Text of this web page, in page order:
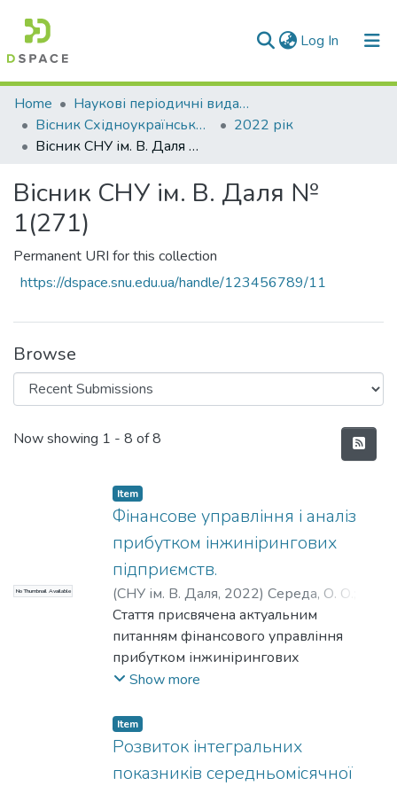
Log In (current)
Communities & Collections
All of DSpace
Home
Наукові періодичні видання СНУ ім. В. Даля
Вісник Східноукраїнського національного університету імені В. Даля
2022 рік
Вісник СНУ ім. В. Даля № 1(271)
Вісник СНУ ім. В. Даля №
1(271)
Permanent URI for this collection
https://dspace.snu.edu.ua/handle/123456789/11
Browse
Recent Submissions
Now showing 1 - 8 of 8
No Thumbnail Available
Item
Фінансове управління і аналіз
прибутком інжинірингових
підприємств.
(СНУ ім. В. Даля, 2022) Середа, О. О.
Кушал, І. М.;Sereda, O. O.;Kushal, I. M.
Стаття присвячена актуальним
питанням фінансового управління
прибутком інжинірингових
підприємств. Метою дослідження є
положень щодо управління прибутком
інжинірингових підприємств. В
проведених дослідженнях використані
методи співставлення, системного та
Show more
Item
Розвиток інтегральних
показників середньомісячної